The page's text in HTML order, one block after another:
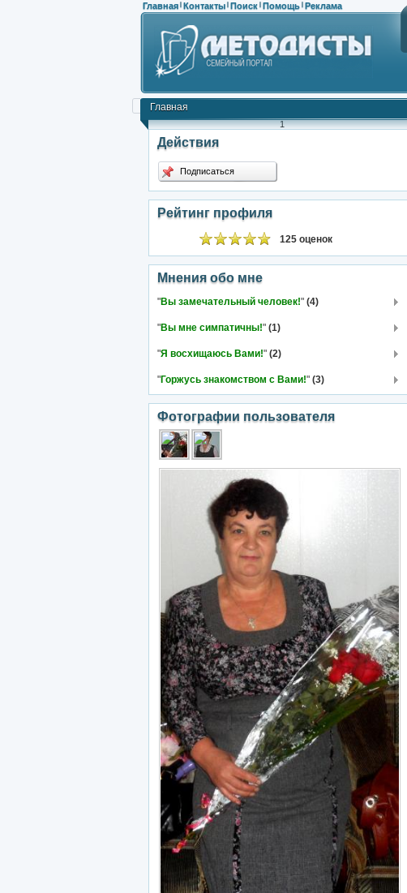
Главная | Контакты | Поиск | Помощь | Реклама
Главная
1
Действия
Подписаться
Рейтинг профиля
125 оценок
Мнения обо мне
"Вы замечательный человек!" (4)
"Вы мне симпатичны!" (1)
"Я восхищаюсь Вами!" (2)
"Горжусь знакомством с Вами!" (3)
Фотографии пользователя